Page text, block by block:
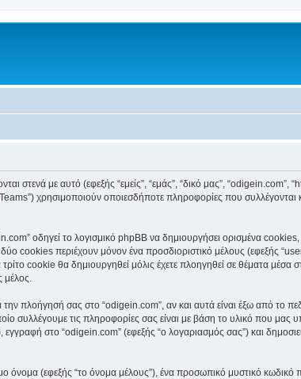
στενά με αυτό (εφεξής “εμείς”, “εμάς”, “δικό μας”, “odigein.com”,
χρησιμοποιούν οποιεσδήποτε πληροφορίες που
οδηγεί το λογισμικό phpBB να δημιουργήσει ορισμένα cookies,
περιέχουν μόνον ένα προσδιοριστικό μέλους (εφεξής
cookie θα δημιουργηθεί μόλις έχετε πλοηγηθεί σε θέματα μέσα
μέλος.
πλοήγησή σας στο “odigein.com”, αν και αυτά είναι έξω από το
συλλέγουμε τις πληροφορίες σας είναι με βάση το υλικό που μας
στο “odigein.com” (εφεξής “ο λογαριασμός σας”) και
όνομα (εφεξής “το όνομα μέλους”), ένα προσωπικό μυστικό κωδικό